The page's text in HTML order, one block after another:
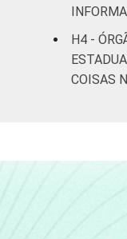
H4 -
COISAS